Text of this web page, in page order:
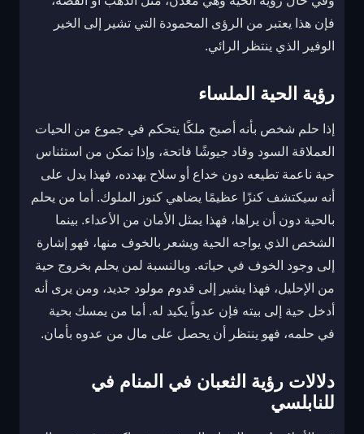
فإن هذا يعتبر من الرؤى المحمودة التي تشير إلى الخير
الوفير الذي ينتظر الرائي.
رؤية الحية الملساء
إذا حلم شخص بأنه أصبح ملكًا يتحكم في جموع من الحيات
العملاقة السود وقاد جيوشًا فاتحة، وإذا تمكن من استئناس
حية ناعمة تطيعه دون خداع أو سلاح يهدده، فهذا يدل على
أنه سيكتشف كنزًا عظيمًا يضاهي كنوز الملوك. أما من يحلم
بالحية دون أن يراها، فهذا يمثل الأمان من الأعداء. بينما
الشخص الذي يواجه الحية ويشعر بالخوف منها، فهو إشارة
إلى وجود الخوف في حياته. وبالنسبة لمن يحلم بخروج حية
من الإحليل، فهذا يشير إلى قدوم مولود جديد، ومن يرى أنه
أدخل حية إلى بيته فإن عدواً يكيد له. أما من يمسك بحية
في حلمه، فهو ينتظر أن يحصل على مال من عدوه بأمان.
دلالات رؤية الثعبان في المنام في
للنابلسي